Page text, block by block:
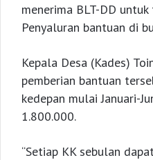
menerima BLT-DD
Penyaluran bantuan di
Kepala Desa (Kades)
pemberian bantuan
kedepan mulai Januari-
1.800.000.
“Setiap KK sebulan